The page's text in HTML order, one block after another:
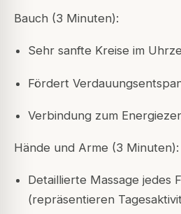
Bauch (3 Minuten):
Sehr sanfte Kreise im
Fördert
Verbindung zum
Hände und Arme (3 Minuten):
Detaillierte Massage jedes
(repräsentieren